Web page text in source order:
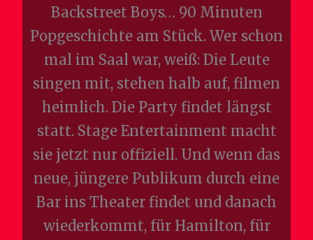
Backstreet Boys… 90 Minuten
Popgeschichte am Stück. Wer schon
mal im Saal war, weiß: Die Leute
singen mit, stehen halb auf, filmen
heimlich. Die Party findet längst
statt. Stage Entertainment macht
sie jetzt nur offiziell. Und wenn das
neue, jüngere Publikum durch eine
Bar ins Theater findet und danach
wiederkommt, für Hamilton, für